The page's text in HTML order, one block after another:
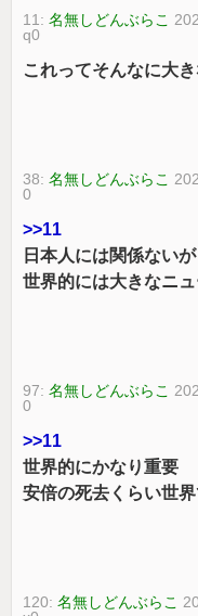
11:名無しどんぶらこ
q0
これってそんなに大
38:名無しどんぶらこ
0
>>11
日本人には関係ないが
世界的には大きなニ
97:名無しどんぶらこ
0
>>11
世界的にかなり重要
安倍の死去くらい世
120:名無しどんぶらこ